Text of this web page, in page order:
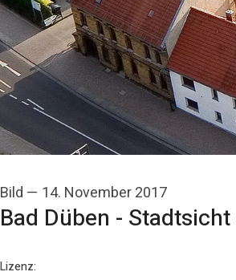
Bild — 14. November 2017
Bad Düben - Stadtsicht
G. Obst / Touristinformation Bad Düben
Lizenz: